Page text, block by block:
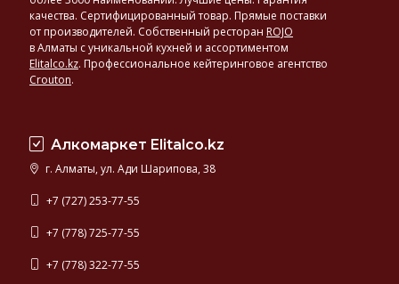
производителей:
нас
представлено
светлое
фильтрованное
нефильтрованное
пиво,
также
эксклюзивные
сорта
качества. Сертифицированный товар. Прямые поставки
от производителей. Собственный ресторан ROJO
в Алматы с уникальной кухней и ассортиментом
Elitalco.kz. Профессиональное кейтеринговое агентство
Crouton.
Алкомаркет Elitalco.kz
г. Алматы, ул. Ади Шарипова, 38
+7 (727) 253-77-55
+7 (778) 725-77-55
+7 (778) 322-77-55